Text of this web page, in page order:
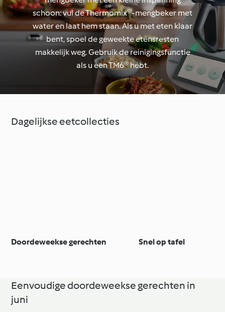
schoon: vul de Thermomix®-mengbeker met
water en laat hem staan. Als u met eten klaar
bent, spoel de geweekte etensresten
makkelijk weg. Gebruik de reinigingsfunctie
als u een TM6® hebt.
Dagelijkse eetcollecties
Doordeweekse gerechten Snel op tafel
Eenvoudige doordeweekse gerechten in
juni